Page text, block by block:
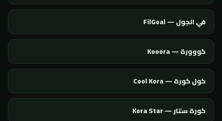
في الجول — FilGoal
كووورة — Kooora
كول كورة — Cool Kora
كورة ستار — Kora Star